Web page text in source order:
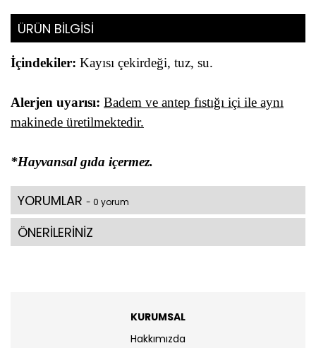
ÜRÜN BİLGİSİ
İçindekiler: Kayısı çekirdeği, tuz, su.
Alerjen uyarısı: Badem ve antep fıstığı içi ile aynı
makinede üretilmektedir.
*Hayvansal gıda içermez.
YORUMLAR - 0 yorum
ÖNERİLERİNİZ
KURUMSAL
Hakkımızda